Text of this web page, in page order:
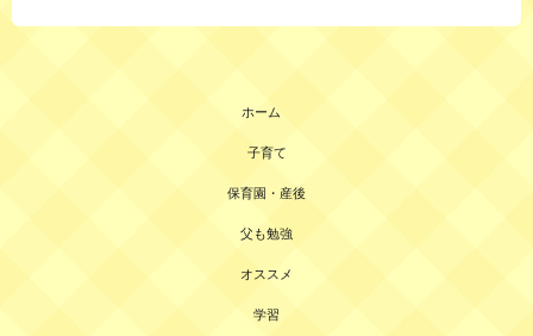
ホーム
子育て
保育園・産後
父も勉強
オススメ
学習